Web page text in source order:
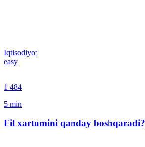
Iqtisodiyot
easy
1 484
5 min
Fil xartumini qanday boshqaradi?